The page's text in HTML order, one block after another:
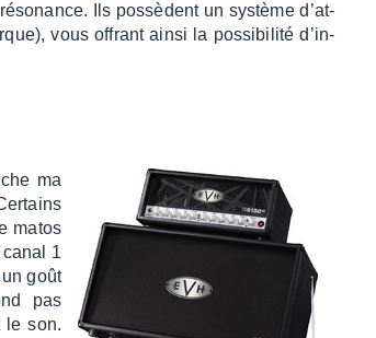
Ils possèdent un système d’at­
vous offrant ainsi la possi­bi­lité d’in­
ma
matos
1
goût
pas
le son.